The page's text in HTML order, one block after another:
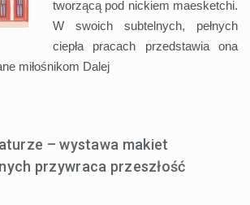
tworzącą pod nickiem maesketchi.
W swoich subtelnych, pełnych
ciepła pracach przedstawia ona
miłośnikom Dalej
– wystawa makiet
przywraca przeszłość